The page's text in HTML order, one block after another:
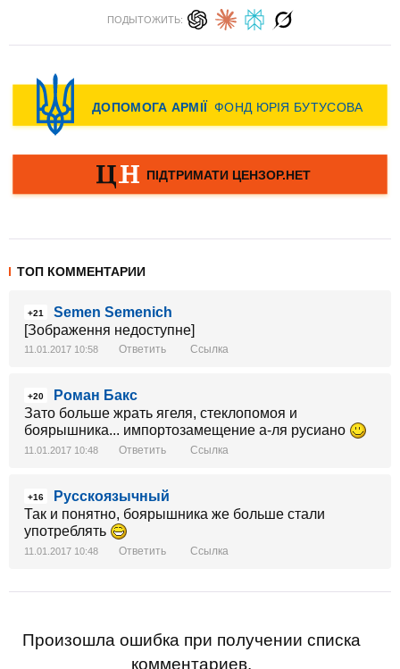
ПОДЫТОЖИТЬ:
ТОП КОММЕНТАРИИ
+21
Semen Semenich
[Зображення недоступне]
11.01.2017 10:58 Ответить Ссылка
+20
Роман Бакс
Зато больше жрать ягеля, стеклопомоя и
боярышника... импортозамещение а-ля русиано
11.01.2017 10:48 Ответить Ссылка
+16
Русскоязычный
Так и понятно, боярышника же больше стали
употреблять
11.01.2017 10:48 Ответить Ссылка
Произошла ошибка при получении списка
комментариев.